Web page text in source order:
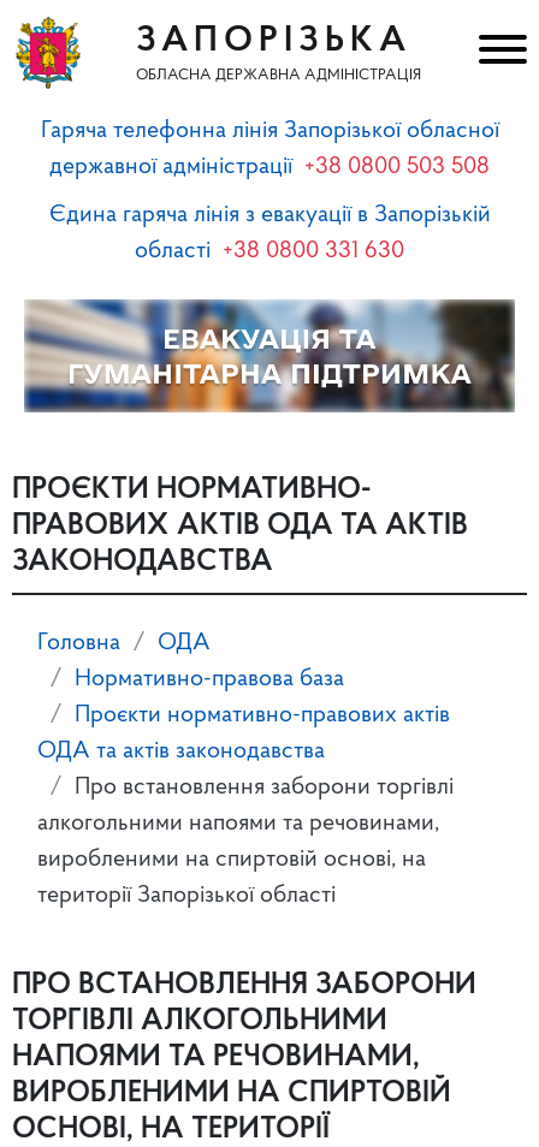
ЗАПОРІЗЬКА
ОБЛАСНА ДЕРЖАВНА АДМІНІСТРАЦІЯ
Гаряча телефонна лінія Запорізької обласної
державної адміністрації +38 0800 503 508
Єдина гаряча лінія з евакуації в Запорізькій
області +38 0800 331 630
ПРОЄКТИ НОРМАТИВНО-
ПРАВОВИХ АКТІВ ОДА ТА АКТІВ
ЗАКОНОДАВСТВА
Головна
ОДА
Нормативно-правова база
Проєкти нормативно-правових актів
ОДА та актів законодавства
Про встановлення заборони торгівлі
алкогольними напоями та речовинами,
виробленими на спиртовій основі, на
території Запорізької області
ПРО ВСТАНОВЛЕННЯ ЗАБОРОНИ
ТОРГІВЛІ АЛКОГОЛЬНИМИ
НАПОЯМИ ТА РЕЧОВИНАМИ,
ВИРОБЛЕНИМИ НА СПИРТОВІЙ
ОСНОВІ, НА ТЕРИТОРІЇ